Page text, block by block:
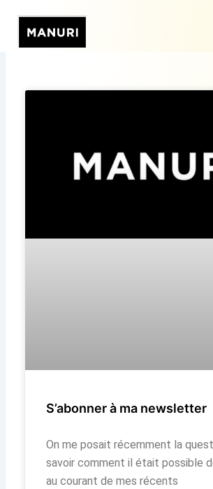
S’abonner à ma newsletter
On me posait récemment la
savoir comment il était possible
au courant de mes récents